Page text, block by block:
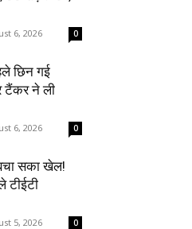
6, 2026 0
छिन गई
टैंकर ने ली
6, 2026 0
सका खेल!
टीईटी
5, 2026 0